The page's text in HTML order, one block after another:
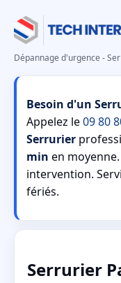
Dépannage d'urgence -
Besoin d'un
Appelez le09 80
Serrurier
min en moyenne.
intervention.
fériés.
Serrurier